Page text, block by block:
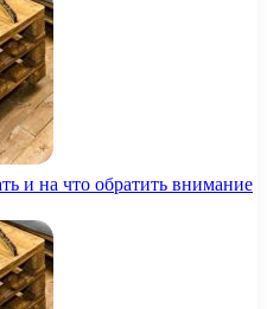
и на что обратить внимание